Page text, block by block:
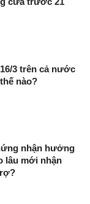
3 trên cả nước
nào?
nhận hưởng
lâu mới nhận